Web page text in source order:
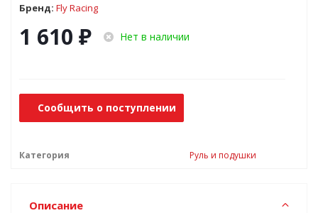
Бренд: Fly Racing
1 610 ₽ Нет в наличии
Сообщить о поступлении
Категория Руль и подушки
Описание